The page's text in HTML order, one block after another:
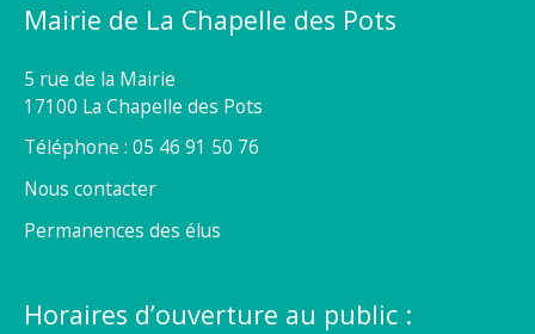
Mairie de La Chapelle des Pots
5 rue de la Mairie
17100 La Chapelle des Pots
Téléphone : 05 46 91 50 76
Nous contacter
Permanences des élus
Horaires d’ouverture au public :